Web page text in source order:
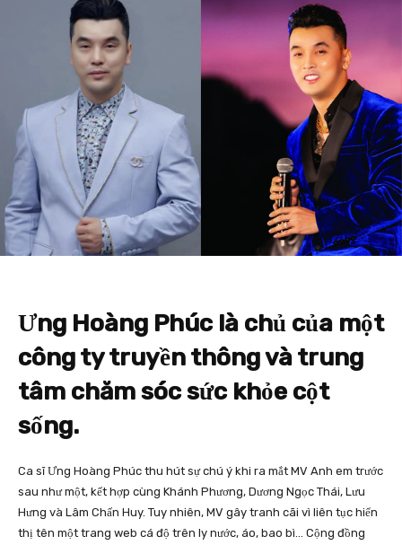
Ưng Hoàng Phúc là chủ của một
công ty truyền thông và trung
tâm chăm sóc sức khỏe cột
sống.
Ca sĩ Ưng Hoàng Phúc thu hút sự chú ý khi ra mắt MV Anh em trước
sau như một, kết hợp cùng Khánh Phương, Dương Ngọc Thái, Lưu
Hưng và Lâm Chấn Huy. Tuy nhiên, MV gây tranh cãi vì liên tục hiển
thị tên một trang web cá độ trên ly nước, áo, bao bì… Cộng đồng